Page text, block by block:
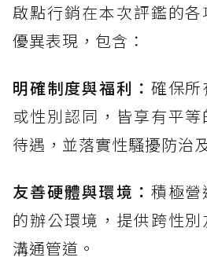
啟點行銷在本次評鑑的各
優異表現，包含：
明確制度與福利： 確保
或性別認同，皆享有平
待遇，並落實性騷擾防治
友善硬體與環境： 積極
的辦公環境，提供跨性
溝通管道。